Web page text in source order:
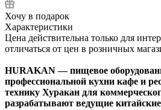
Хочу в подарок
Характеристики
Цена действительна только для
отличаться от цен в розничных
HURAKAN — пищевое
профессиональной кухни кафе и
технику Хуракан для
разрабатывают ведущие